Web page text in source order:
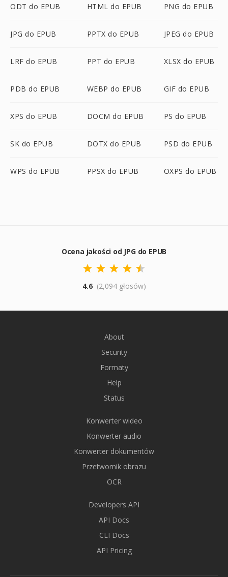
ODT do EPUB HTML do EPUB PNG do EPUB
JPG do EPUB PPTX do EPUB JPEG do EPUB
LRF do EPUB PPT do EPUB XLSX do EPUB
PDB do EPUB WEBP do EPUB GIF do EPUB
XPS do EPUB DOCM do EPUB PS do EPUB
SK do EPUB DOTX do EPUB PSD do EPUB
WPS do EPUB PPSX do EPUB OXPS do EPUB
Ocena jakości od JPG do EPUB
4.6 (2,094 głosów)
About
Security
Formaty
Help
Status
Konwerter wideo
Konwerter audio
Konwerter dokumentów
Przetwornik obrazu
OCR
Developers API
API Docs
CLI Docs
API Pricing